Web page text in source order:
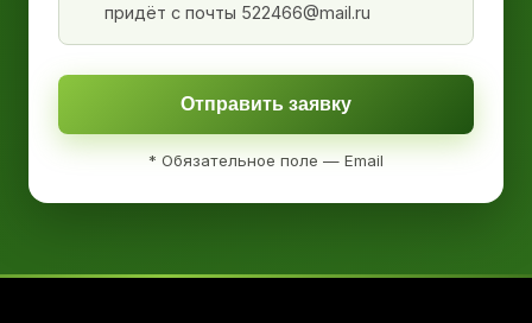
придёт с почты 522466@mail.ru
Отправить заявку
* Обязательное поле — Email